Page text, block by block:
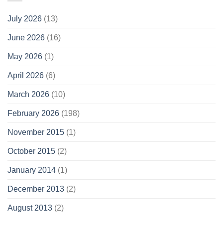
July 2026 (13)
June 2026 (16)
May 2026 (1)
April 2026 (6)
March 2026 (10)
February 2026 (198)
November 2015 (1)
October 2015 (2)
January 2014 (1)
December 2013 (2)
August 2013 (2)